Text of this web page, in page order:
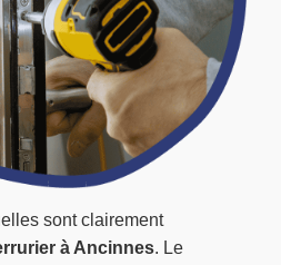
sont clairement
à Ancinnes. Le